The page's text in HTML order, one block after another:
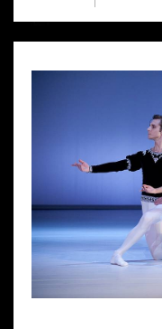
Wynajem
Fundusze unijne
Dotacje celowe